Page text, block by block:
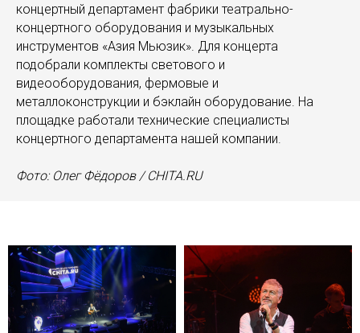
концертный департамент фабрики театрально-
концертного оборудования и музыкальных
инструментов «Азия Мьюзик». Для концерта
подобрали комплекты светового и
видеооборудования, фермовые и
металлоконструкции и бэклайн оборудование. На
площадке работали технические специалисты
концертного департамента нашей компании.
Фото: Олег Фёдоров / CHITA.RU